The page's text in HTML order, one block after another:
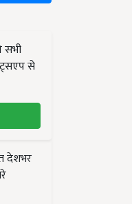
सभी
से
देशभर